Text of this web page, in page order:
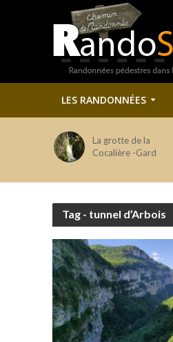
LES RANDONNÉES
La grotte de la
Cocalière -Gard
Tag - tunnel d’Arbois